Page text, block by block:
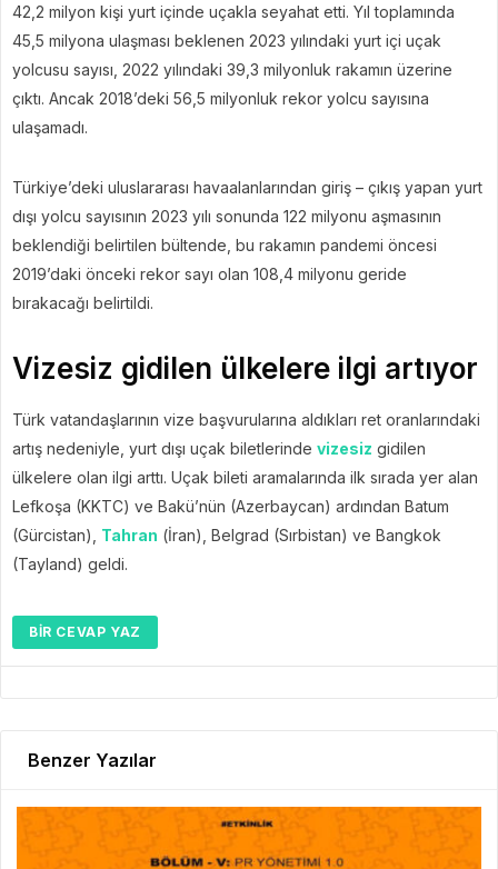
42,2 milyon kişi yurt içinde uçakla seyahat etti. Yıl toplamında
45,5 milyona ulaşması beklenen 2023 yılındaki yurt içi uçak
yolcusu sayısı, 2022 yılındaki 39,3 milyonluk rakamın üzerine
çıktı. Ancak 2018’deki 56,5 milyonluk rekor yolcu sayısına
ulaşamadı.
Türkiye’deki uluslararası havaalanlarından giriş – çıkış yapan yurt
dışı yolcu sayısının 2023 yılı sonunda 122 milyonu aşmasının
beklendiği belirtilen bültende, bu rakamın pandemi öncesi
2019’daki önceki rekor sayı olan 108,4 milyonu geride
bırakacağı belirtildi.
Vizesiz gidilen ülkelere ilgi artıyor
Türk vatandaşlarının vize başvurularına aldıkları ret oranlarındaki
artış nedeniyle, yurt dışı uçak biletlerinde vizesiz gidilen
ülkelere olan ilgi arttı. Uçak bileti aramalarında ilk sırada yer alan
Lefkoşa (KKTC) ve Bakü’nün (Azerbaycan) ardından Batum
(Gürcistan), Tahran (İran), Belgrad (Sırbistan) ve Bangkok
(Tayland) geldi.
BIR CEVAP YAZ
Benzer Yazılar